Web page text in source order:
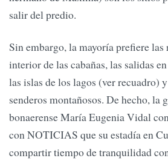
salir del predio.
Sin embargo, la mayoría prefiere las
interior de las cabañas, las salidas
las islas de los lagos (ver recuadro)
senderos montañosos. De hecho, la
bonaerense María Eugenia Vidal
con NOTICIAS que su estadía en
compartir tiempo de tranquilidad